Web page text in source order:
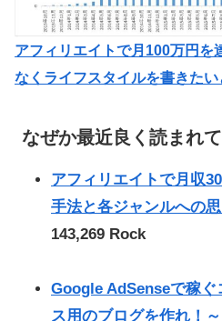
アフィリエイトで月100万円を
なくライフスタイルを書きたい
なぜか最近良く読まれ
アフィリエイトで月収
手法と各ジャンルへの思
143,269 Rock
Google AdSenseで稼
ス用のブログを作れ！～